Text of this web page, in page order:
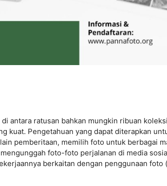
antara ratusan bahkan mungkin ribuan
kuat. Pengetahuan yang dapat diterapkan
pemberitaan, memilih foto untuk berbagai
foto-foto perjalanan di media
berkaitan dengan penggunaan